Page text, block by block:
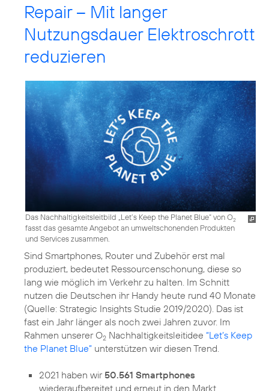
Repair – Mit langer
Nutzungsdauer Elektroschrott
reduzieren
Das Nachhaltigkeitsleitbild „Let’s Keep the Planet Blue“ von O2
fasst das gesamte Angebot an umweltschonenden Produkten
und Services zusammen.
Sind Smartphones, Router und Zubehör erst mal
produziert, bedeutet Ressourcenschonung, diese so
lang wie möglich im Verkehr zu halten. Im Schnitt
nutzen die Deutschen ihr Handy heute rund 40 Monate
(Quelle: Strategic Insights Studie 2019/2020). Das ist
fast ein Jahr länger als noch zwei Jahren zuvor. Im
Rahmen unserer O2 Nachhaltigkeitsleitidee “Let’s Keep
the Planet Blue” unterstützen wir diesen Trend.
2021 haben wir50.561 Smartphones
wiederaufbereitet und erneut in den Markt